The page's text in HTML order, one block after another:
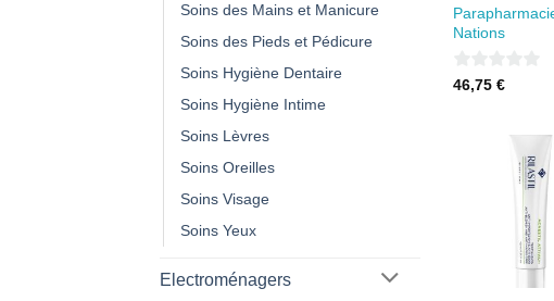
Soins des Mains et Manicure
Soins des Pieds et Pédicure
Soins Hygiène Dentaire
Soins Hygiène Intime
Soins Lèvres
Soins Oreilles
Soins Visage
Soins Yeux
Electroménagers
Nations
0
46,75 €
À